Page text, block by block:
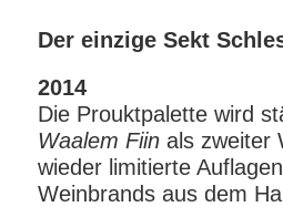
Der einzige Sekt
2014
Die Prouktpalette wird
Waalem Fiin als zweiter
wieder limitierte
Weinbrands aus dem